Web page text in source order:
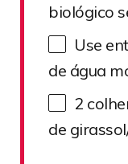
biológico
Use
de água
2
de